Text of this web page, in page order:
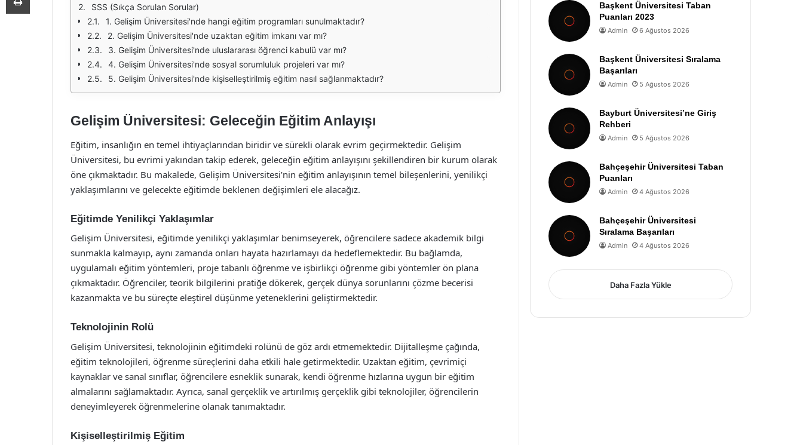
SSS (Sıkça Sorulan Sorular)
1. Gelişim Üniversitesi'nde hangi eğitim programları sunulmaktadır?
2. Gelişim Üniversitesi'nde uzaktan eğitim imkanı var mı?
3. Gelişim Üniversitesi'nde uluslararası öğrenci kabulü var mı?
4. Gelişim Üniversitesi'nde sosyal sorumluluk projeleri var mı?
5. Gelişim Üniversitesi'nde kişiselleştirilmiş eğitim nasıl sağlanmaktadır?
Gelişim Üniversitesi: Geleceğin Eğitim Anlayışı
Eğitim, insanlığın en temel ihtiyaçlarından biridir ve sürekli olarak evrim geçirmektedir. Gelişim
Üniversitesi, bu evrimi yakından takip ederek, geleceğin eğitim anlayışını şekillendiren bir kurum olarak
öne çıkmaktadır. Bu makalede, Gelişim Üniversitesi’nin eğitim anlayışının temel bileşenlerini, yenilikçi
yaklaşımlarını ve gelecekte eğitimde beklenen değişimleri ele alacağız.
Eğitimde Yenilikçi Yaklaşımlar
Gelişim Üniversitesi, eğitimde yenilikçi yaklaşımlar benimseyerek, öğrencilere sadece akademik bilgi
sunmakla kalmayıp, aynı zamanda onları hayata hazırlamayı da hedeflemektedir. Bu bağlamda,
uygulamalı eğitim yöntemleri, proje tabanlı öğrenme ve işbirlikçi öğrenme gibi yöntemler ön plana
çıkmaktadır. Öğrenciler, teorik bilgilerini pratiğe dökerek, gerçek dünya sorunlarını çözme becerisi
kazanmakta ve bu süreçte eleştirel düşünme yeteneklerini geliştirmektedir.
Teknolojinin Rolü
Gelişim Üniversitesi, teknolojinin eğitimdeki rolünü de göz ardı etmemektedir. Dijitalleşme çağında,
eğitim teknolojileri, öğrenme süreçlerini daha etkili hale getirmektedir. Uzaktan eğitim, çevrimiçi
kaynaklar ve sanal sınıflar, öğrencilere esneklik sunarak, kendi öğrenme hızlarına uygun bir eğitim
almalarını sağlamaktadır. Ayrıca, sanal gerçeklik ve artırılmış gerçeklik gibi teknolojiler, öğrencilerin
deneyimleyerek öğrenmelerine olanak tanımaktadır.
Kişiselleştirilmiş Eğitim
Başkent Üniversitesi Taban
Puanları 2023
Admin 6 Ağustos 2026
Başkent Üniversitesi Sıralama
Başarıları
Admin 5 Ağustos 2026
Bayburt Üniversitesi’ne Giriş
Rehberi
Admin 5 Ağustos 2026
Bahçeşehir Üniversitesi Taban
Puanları
Admin 4 Ağustos 2026
Bahçeşehir Üniversitesi
Sıralama Başarıları
Admin 4 Ağustos 2026
Daha Fazla Yükle